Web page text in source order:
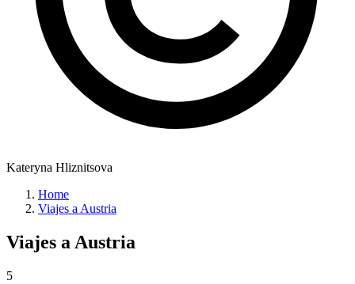
Kateryna Hliznitsova
Home
Viajes a Austria
Viajes aAustria
5